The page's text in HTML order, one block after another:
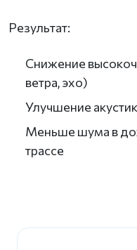
Результат:
Снижение
ветра, эхо)
Улучшение
Меньше шума в
трассе